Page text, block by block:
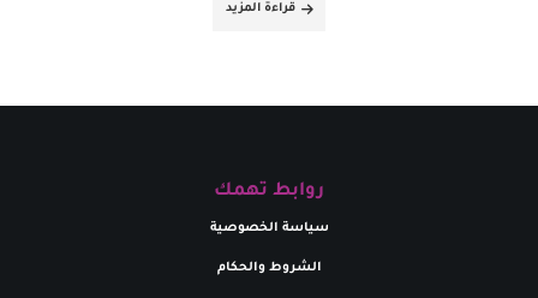
قراءة المزيد
روابط تهمك
سياسة الخصوصية
الشروط والحكام